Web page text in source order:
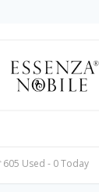
605 Used - 0 Today